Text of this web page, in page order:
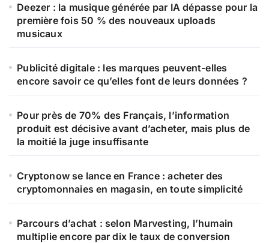
Deezer : la musique générée par IA dépasse pour la
première fois 50 % des nouveaux uploads
musicaux
Publicité digitale : les marques peuvent-elles
encore savoir ce qu’elles font de leurs données ?
Pour près de 70% des Français, l’information
produit est décisive avant d’acheter, mais plus de
la moitié la juge insuffisante
Cryptonow se lance en France : acheter des
cryptomonnaies en magasin, en toute simplicité
Parcours d’achat : selon Marvesting, l’humain
multiplie encore par dix le taux de conversion